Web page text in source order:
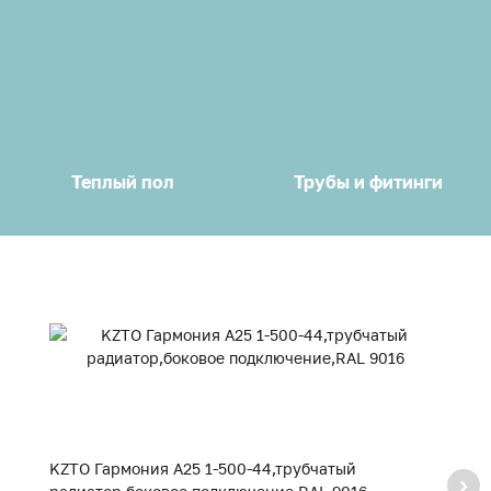
Теплый пол Трубы и фитинги
KZTO Гармония А25 1-500-44,трубчатый